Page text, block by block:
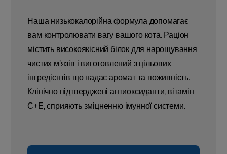
Наша низькокалорійна формула допомагає
вам контролювати вагу вашого кота. Раціон
містить високоякісний білок для нарощування
чистих м’язів і виготовлений з цільових
інгредієнтів що надає аромат та поживність.
Клінічно підтверджені антиоксиданти, вітамін
С+Е, сприяють зміцненню імунної системи.